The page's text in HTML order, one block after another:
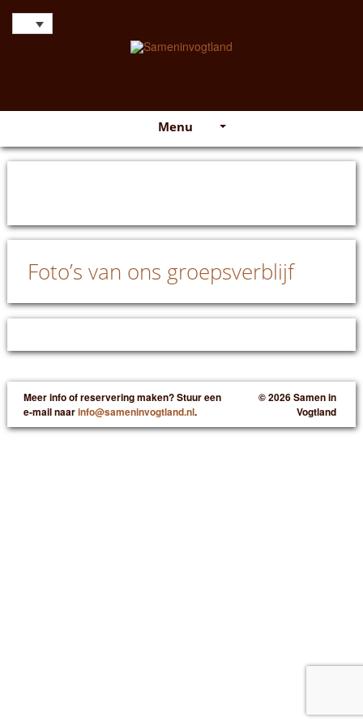
Menu
Foto’s van ons groepsverblijf
Meer info of reservering maken? Stuur een
e-mail naarinfo@sameninvogtland.nl.
© 2026 Samen in
Vogtland